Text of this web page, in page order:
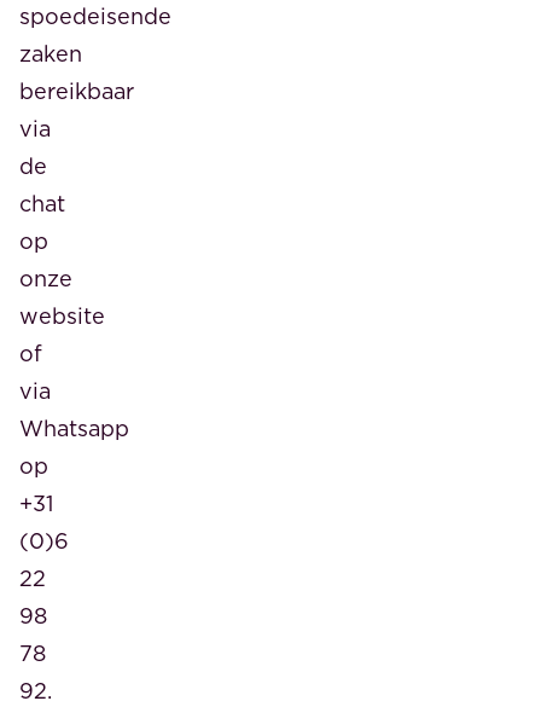
spoedeisende
zaken
bereikbaar
via
de
chat
op
onze
website
of
via
Whatsapp
op
+31
(0)6
22
98
78
92.